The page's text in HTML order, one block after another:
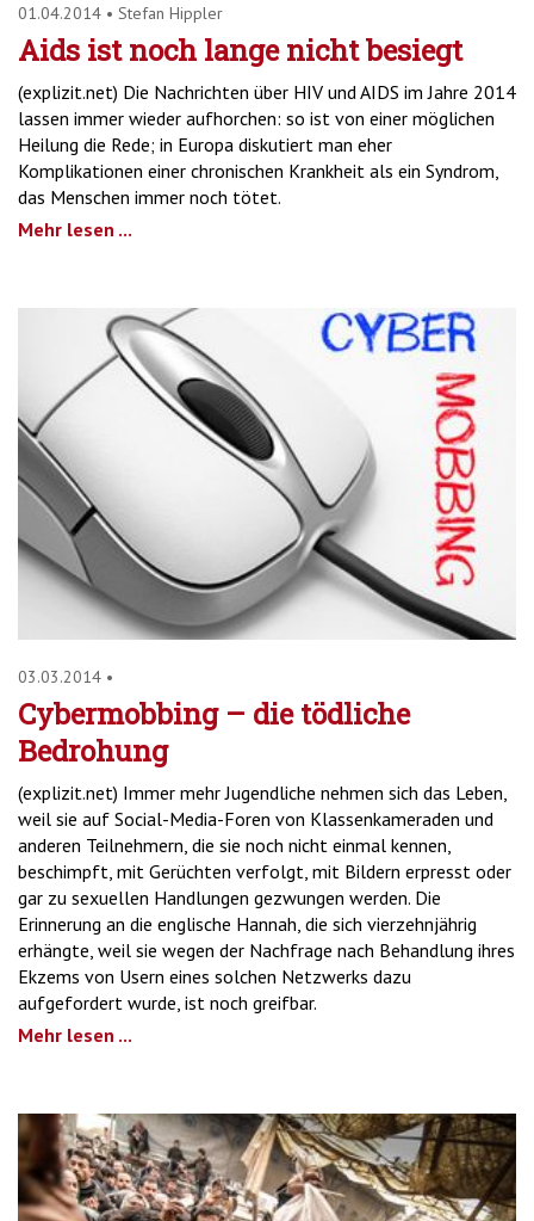
01.04.2014 • Stefan Hippler
Aids ist noch lange nicht besiegt
(explizit.net) Die Nachrichten über HIV und AIDS im Jahre 2014
lassen immer wieder aufhorchen: so ist von einer möglichen
Heilung die Rede; in Europa diskutiert man eher
Komplikationen einer chronischen Krankheit als ein Syndrom,
das Menschen immer noch tötet.
Mehr lesen ...
03.03.2014 •
Cybermobbing – die tödliche
Bedrohung
(explizit.net) Immer mehr Jugendliche nehmen sich das Leben,
weil sie auf Social-Media-Foren von Klassenkameraden und
anderen Teilnehmern, die sie noch nicht einmal kennen,
beschimpft, mit Gerüchten verfolgt, mit Bildern erpresst oder
gar zu sexuellen Handlungen gezwungen werden. Die
Erinnerung an die englische Hannah, die sich vierzehnjährig
erhängte, weil sie wegen der Nachfrage nach Behandlung ihres
Ekzems von Usern eines solchen Netzwerks dazu
aufgefordert wurde, ist noch greifbar.
Mehr lesen ...